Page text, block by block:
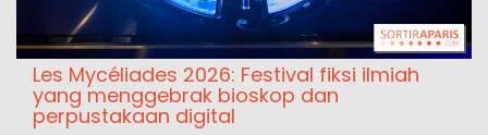
Les Mycéliades 2026: Festival fiksi ilmiah
yang menggebrak bioskop dan
perpustakaan digital